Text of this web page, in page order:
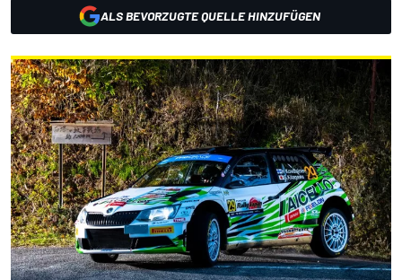
ALS BEVORZUGTE QUELLE HINZUFÜGEN